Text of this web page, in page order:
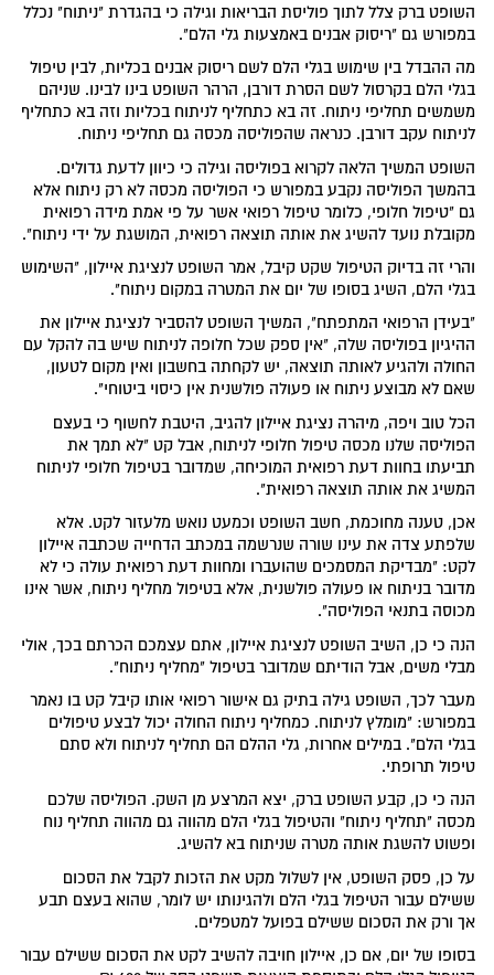
השופט ברק צלל לתוך פוליסת הבריאות וגילה כי בהגדרת "ניתוח" נכלל
במפורש גם "ריסוק אבנים באמצעות גלי הלם".
מה ההבדל בין שימוש בגלי הלם לשם ריסוק אבנים בכליות, לבין טיפול
בגלי הלם בקרסול לשם הסרת דורבן, הרהר השופט בינו לבינו. שניהם
משמשים תחליפי ניתוח. זה בא כתחליף לניתוח בכליות וזה בא כתחליף
לניתוח עקב דורבן. כנראה שהפוליסה מכסה גם תחליפי ניתוח.
השופט המשיך הלאה לקרוא בפוליסה וגילה כי כיוון לדעת גדולים.
בהמשך הפוליסה נקבע במפורש כי הפוליסה מכסה לא רק ניתוח אלא
גם "טיפול חלופי, כלומר טיפול רפואי אשר על פי אמת מידה רפואית
מקובלת נועד להשיג את אותה תוצאה רפואית, המושגת על ידי ניתוח".
והרי זה בדיוק הטיפול שקט קיבל, אמר השופט לנציגת איילון, "השימוש
בגלי הלם, השיג בסופו של יום את המטרה במקום ניתוח".
"בעידן הרפואי המתפתח", המשיך השופט להסביר לנציגת איילון את
ההיגיון בפוליסה שלה, "אין ספק שכל חלופה לניתוח שיש בה להקל עם
החולה ולהגיע לאותה תוצאה, יש לקחתה בחשבון ואין מקום לטעון,
שאם לא מבוצע ניתוח או פעולה פולשנית אין כיסוי ביטוחי".
הכל טוב ויפה, מיהרה נציגת איילון להגיב, היטבת לחשוף כי בעצם
הפוליסה שלנו מכסה טיפול חלופי לניתוח, אבל קט "לא תמך את
תביעתו בחוות דעת רפואית המוכיחה, שמדובר בטיפול חלופי לניתוח
המשיג את אותה תוצאה רפואית".
אכן, טענה מחוכמת, חשב השופט וכמעט נואש מלעזור לקט. אלא
שלפתע צדה את עינו שורה שנרשמה במכתב הדחייה שכתבה איילון
לקט: "מבדיקת המסמכים שהועברו ומחוות דעת רפואית עולה כי לא
מדובר בניתוח או פעולה פולשנית, אלא בטיפול מחליף ניתוח, אשר אינו
מכוסה בתנאי הפוליסה".
הנה כי כן, השיב השופט לנציגת איילון, אתם עצמכם הכרתם בכך, אולי
מבלי משים, אבל הודיתם שמדובר בטיפול "מחליף ניתוח".
מעבר לכך, השופט גילה בתיק גם אישור רפואי אותו קיבל קט בו נאמר
במפורש: "מומלץ לניתוח. כמחליף ניתוח החולה יכול לבצע טיפולים
בגלי הלם". במילים אחרות, גלי ההלם הם תחליף לניתוח ולא סתם
טיפול תרופתי.
הנה כי כן, קבע השופט ברק, יצא המרצע מן השק. הפוליסה שלכם
מכסה "תחליף ניתוח" והטיפול בגלי הלם מהווה גם מהווה תחליף נוח
ופשוט להשגת אותה מטרה שניתוח בא להשיג.
על כן, פסק השופט, אין לשלול מקט את הזכות לקבל את הסכום
ששילם עבור הטיפול בגלי הלם ולהגינותו יש לומר, שהוא בעצם תבע
אך ורק את הסכום ששילם בפועל למטפלים.
בסופו של יום, אם כן, איילון חויבה להשיב לקט את הסכום ששילם עבור